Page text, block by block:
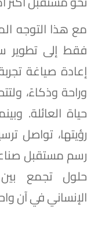
مع هذا التوجه
فقط إلى تطوير
إعادة صياغة
وراحة وذكاءً،
حياة العائلة.
رؤيتها، تواصل
رسم مستقبل
حلول تجمع بين
الإنساني في آن